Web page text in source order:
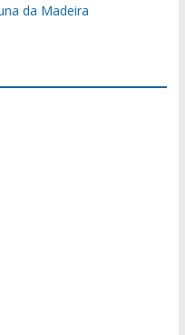
da Madeira